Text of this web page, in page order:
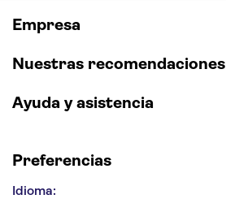
Parque Warner
Empresa
Nuestras recomendaciones
Ayuda y asistencia
Preferencias
Idioma: